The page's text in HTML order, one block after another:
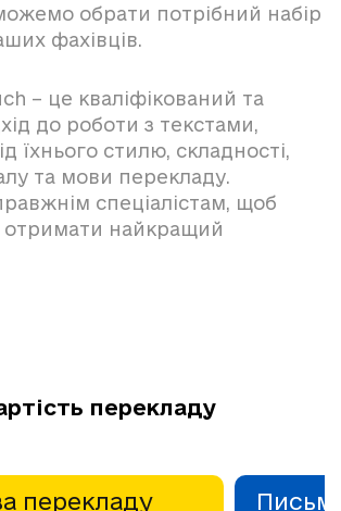
обрати потрібний набір
фахівців.
– це кваліфікований та
до роботи з текстами,
їхнього стилю, складності,
та мови перекладу.
спеціалістам, щоб
отримати найкращий
перекладу
перекладу